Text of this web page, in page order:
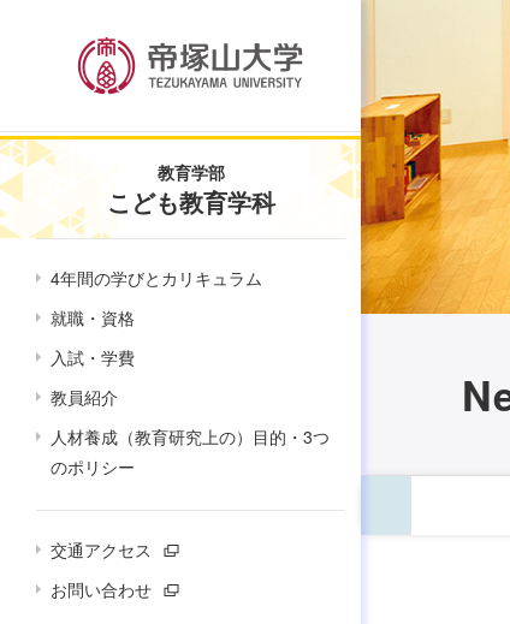
教育学部
こども教育学科
4年間の学びとカリキュラム
就職・資格
入試・学費
教員紹介
人材養成（教育研究上の）目的・3つ
のポリシー
交通アクセス
お問い合わせ